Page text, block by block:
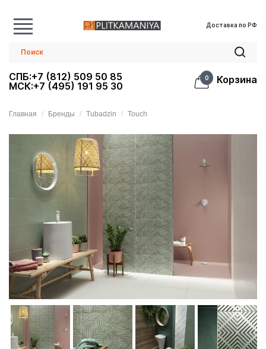
Доставка по РФ
СПБ:+7 (812) 509 50 85
МСК:+7 (495) 191 95 30
0 Корзина
Главная Бренды Tubadzin Touch